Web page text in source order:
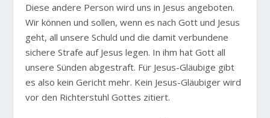
Diese andere Person wird uns in Jesus angeboten.
Wir können und sollen, wenn es nach Gott und Jesus
geht, all unsere Schuld und die damit verbundene
sichere Strafe auf Jesus legen. In ihm hat Gott all
unsere Sünden abgestraft. Für Jesus-Gläubige gibt
es also kein Gericht mehr. Kein Jesus-Gläubiger wird
vor den Richterstuhl Gottes zitiert.